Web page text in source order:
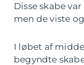
Disse skabe
men de viste
I løbet af
begyndte